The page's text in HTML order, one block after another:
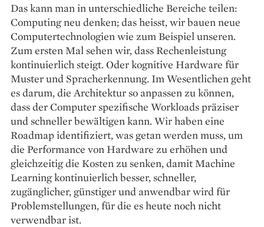
Das kann man in unterschiedliche Bereiche teilen:
Computing neu denken; das heisst, wir bauen neue
Computertechnologien wie zum Beispiel unseren.
Zum ersten Mal sehen wir, dass Rechenleistung
kontinuierlich steigt. Oder kognitive Hardware für
Muster und Spracherkennung. Im Wesentlichen geht
es darum, die Architektur so anpassen zu können,
dass der Computer spezifische Workloads präziser
und schneller bewältigen kann. Wir haben eine
Roadmap identifiziert, was getan werden muss, um
die Performance von Hardware zu erhöhen und
gleichzeitig die Kosten zu senken, damit Machine
Learning kontinuierlich besser, schneller,
zugänglicher, günstiger und anwendbar wird für
Problemstellungen, für die es heute noch nicht
verwendbar ist.